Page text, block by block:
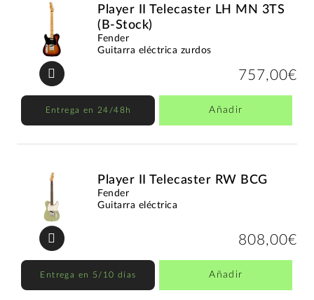
Player II Telecaster LH MN 3TS
(B-Stock)
Fender
Guitarra eléctrica zurdos
757,00€
Entrega en 24/48h Añadir
Player II Telecaster RW BCG
Fender
Guitarra eléctrica
808,00€
Entrega en 5/10 días Añadir